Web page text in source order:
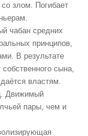
злом. Погибает
чабан средних
принципов,
В результате
собственного сына,
властям.
Движимый
пары, чем и